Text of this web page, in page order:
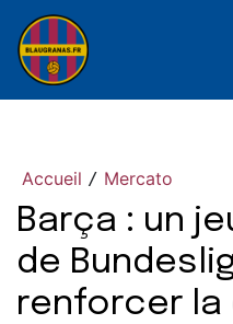
Accueil / Mercato
Barça : un
de
renforcer la